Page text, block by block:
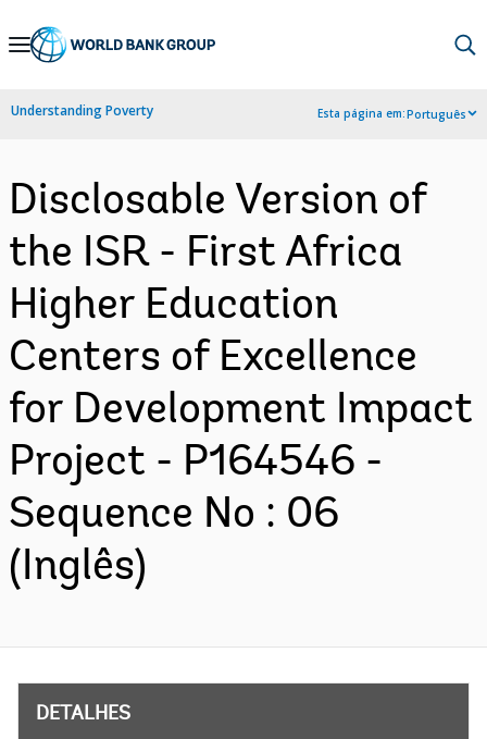
Skip
Navigation
Understanding Poverty Esta página em:Português
Disclosable Version of
the ISR - First Africa
Higher Education
Centers of Excellence
for Development Impact
Project - P164546 -
Sequence No : 06
(Inglês)
DETALHES